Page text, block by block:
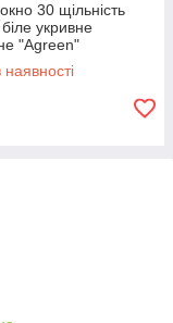
30 щільність
укривне
"Agreen"